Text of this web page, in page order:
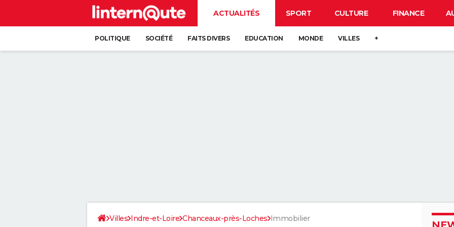
ACTUALITÉS SPORT CULTURE FINANCE
POLITIQUE SOCIÉTÉ FAITS DIVERS EDUCATION MONDE VILLES +
Villes Indre-et-Loire Chanceaux-près-Loches Immobilier